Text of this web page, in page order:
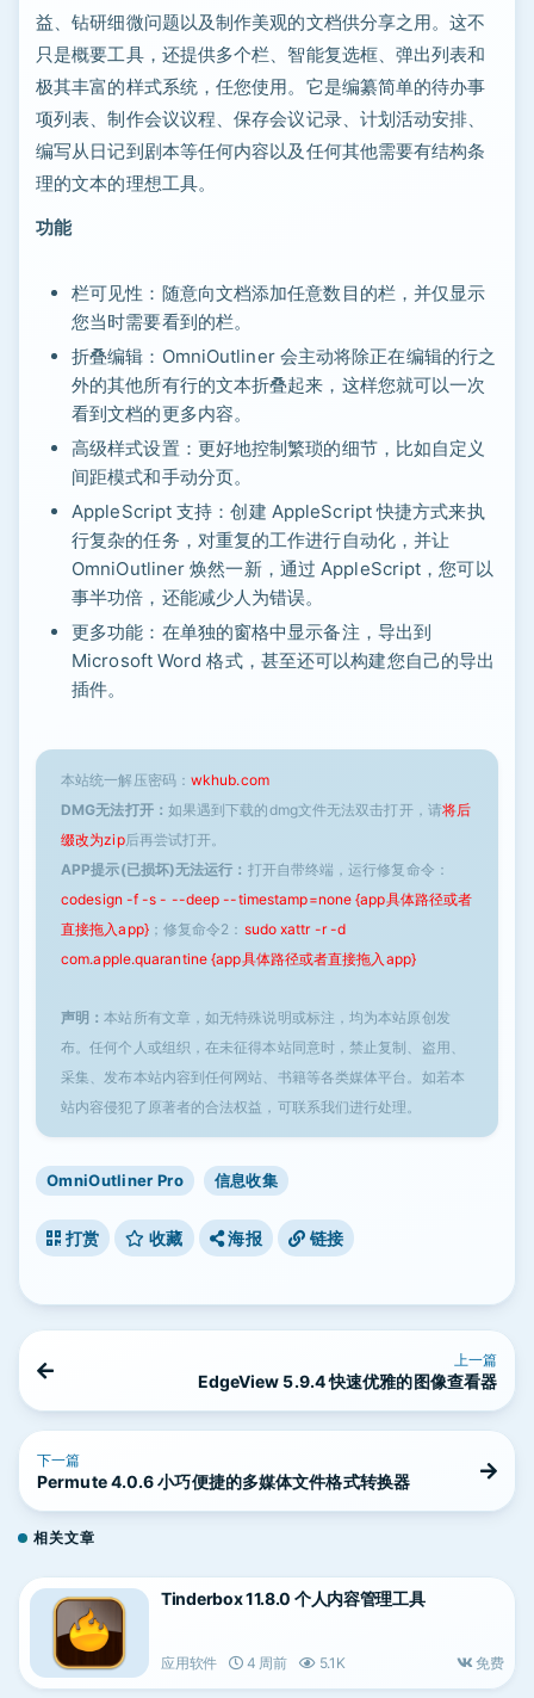
益、钻研细微问题以及制作美观的文档供分享之用。这不
只是概要工具，还提供多个栏、智能复选框、弹出列表和
极其丰富的样式系统，任您使用。它是编纂简单的待办事
项列表、制作会议议程、保存会议记录、计划活动安排、
编写从日记到剧本等任何内容以及任何其他需要有结构条
理的文本的理想工具。
功能
栏可见性：随意向文档添加任意数目的栏，并仅显示
您当时需要看到的栏。
折叠编辑：OmniOutliner 会主动将除正在编辑的行之
外的其他所有行的文本折叠起来，这样您就可以一次
看到文档的更多内容。
高级样式设置：更好地控制繁琐的细节，比如自定义
间距模式和手动分页。
AppleScript 支持：创建 AppleScript 快捷方式来执
行复杂的任务，对重复的工作进行自动化，并让
OmniOutliner 焕然一新，通过 AppleScript，您可以
事半功倍，还能减少人为错误。
更多功能：在单独的窗格中显示备注，导出到
Microsoft Word 格式，甚至还可以构建您自己的导出
插件。
本站统一解压密码： wkhub.com
DMG无法打开： 如果遇到下载的dmg文件无法双击打开，请将后
缀改为zip后再尝试打开。
APP提示(已损坏)无法运行： 打开自带终端，运行修复命令：
codesign -f -s - --deep --timestamp=none {app具体路径或者
直接拖入app}；修复命令2： sudo xattr -r -d
com.apple.quarantine {app具体路径或者直接拖入app}
声明：本站所有文章，如无特殊说明或标注，均为本站原创发
布。任何个人或组织，在未征得本站同意时，禁止复制、盗用、
采集、发布本站内容到任何网站、书籍等各类媒体平台。如若本
站内容侵犯了原著者的合法权益，可联系我们进行处理。
OmniOutliner Pro 信息收集
打赏 收藏 海报 链接
上一篇
EdgeView 5.9.4 快速优雅的图像查看器
下一篇
Permute 4.0.6 小巧便捷的多媒体文件格式转换器
相关文章
Tinderbox 11.8.0 个人内容管理工具
应用软件 4 周前 5.1K 免费